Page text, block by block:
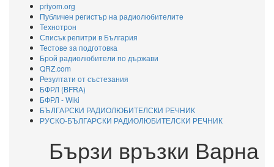
priyom.org
Публичен регистър на радиолюбителите
Технотрон
Списък репитри в България
Тестове за подготовка
Брой радиолюбители по държави
QRZ.com
Резултати от състезания
БФРЛ (BFRA)
БФРЛ - Wiki
БЪЛГАРСКИ РАДИОЛЮБИТЕЛСКИ РЕЧНИК
РУСКО-БЪЛГАРСКИ РАДИОЛЮБИТЕЛСКИ РЕЧНИК
Бързи връзки Варна